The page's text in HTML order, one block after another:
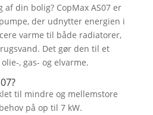
din bolig? CopMax AS07 er
der udnytter energien i
varme til både radiatorer,
Det gør den til et
, gas- og elvarme.
til mindre og mellemstore
på op til 7 kW.